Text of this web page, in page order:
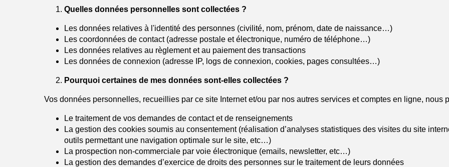
Quelles données personnelles sont collectées ?
Les données relatives à l'identité des personnes (civilité, nom, prénom, date de naissance…)
Les coordonnées de contact (adresse postale et électronique, numéro de téléphone…)
Les données relatives au règlement et au paiement des transactions
Les données de connexion (adresse IP, logs de connexion, cookies, pages consultées…)
Pourquoi certaines de mes données sont-elles collectées ?
Vos données personnelles, recueillies par ce site Internet et/ou par nos autres services et comptes en ligne, nous
Le traitement de vos demandes de contact et de renseignements
La gestion des cookies soumis au consentement (réalisation d’analyses statistiques des visites du site
outils permettant une navigation optimale sur le site, etc…)
La prospection non-commerciale par voie électronique (emails, newsletter, etc…)
La gestion des demandes d’exercice de droits des personnes sur le traitement de leurs données